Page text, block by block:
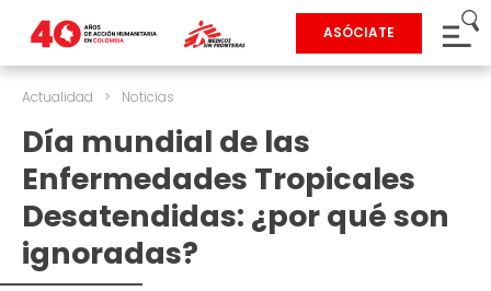
ASÓCIATE
Actualidad > Noticias
Día mundial de las
Enfermedades Tropicales
Desatendidas: ¿por qué son
ignoradas?